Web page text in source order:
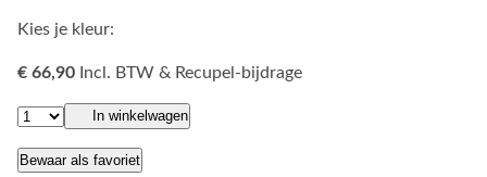
Kies je kleur:
€ 66,90 Incl. BTW & Recupel-bijdrage
In winkelwagen
Bewaar als favoriet